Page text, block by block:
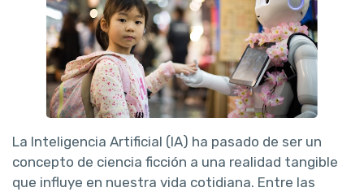
La Inteligencia Artificial (IA) ha pasado de ser un
concepto de ciencia ficción a una realidad tangible
que influye en nuestra vida cotidiana. Entre las